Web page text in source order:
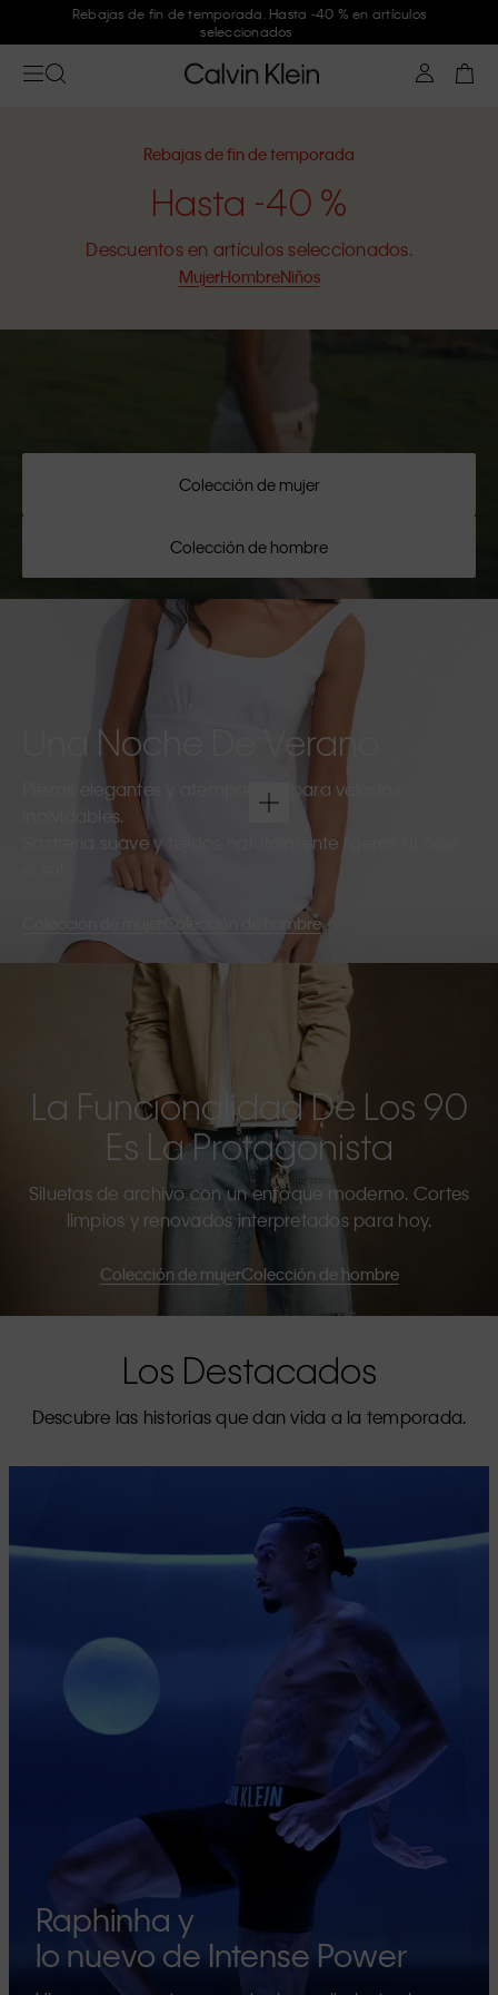
Únete a Calvin Klein y consigue un -10 %
Rebajas de fin de temporada
Hasta -40 %
Descuentos en artículos seleccionados.
MujerHombreNiños
Colección de mujer
Colección de hombre
Una Noche De Verano
Piezas elegantes y atemporales para veladas
inolvidables.
Sastrería suave y tejidos naturalmente ligeros al caer
Colección de hombre
La Funcionalidad De Los 90
Es La Protagonista
Siluetas de archivo con un enfoque moderno. Cortes
limpios y renovados interpretados para hoy.
Colección de mujerColección de hombre
Los Destacados
Descubre las historias que dan vida a la temporada.
Raphinha y
lo nuevo de Intense Power